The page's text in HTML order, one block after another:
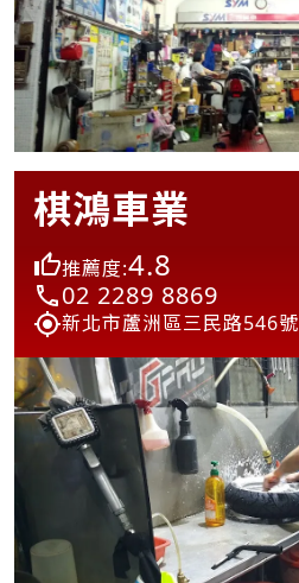
棋鴻車業
推薦度:4.8
02 2289 8869
新北市蘆洲區三民路546號